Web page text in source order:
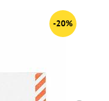
-20%